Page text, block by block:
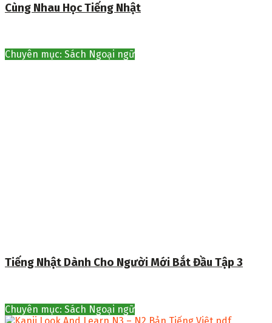
Cùng Nhau Học Tiếng Nhật
Chuyên mục: Sách Ngoại ngữ
Tiếng Nhật Dành Cho Người Mới Bắt Đầu Tập 3
Chuyên mục: Sách Ngoại ngữ